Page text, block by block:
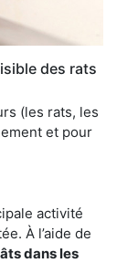
des rats
(les rats, les
et pour
activité
À l’aide de
dans les